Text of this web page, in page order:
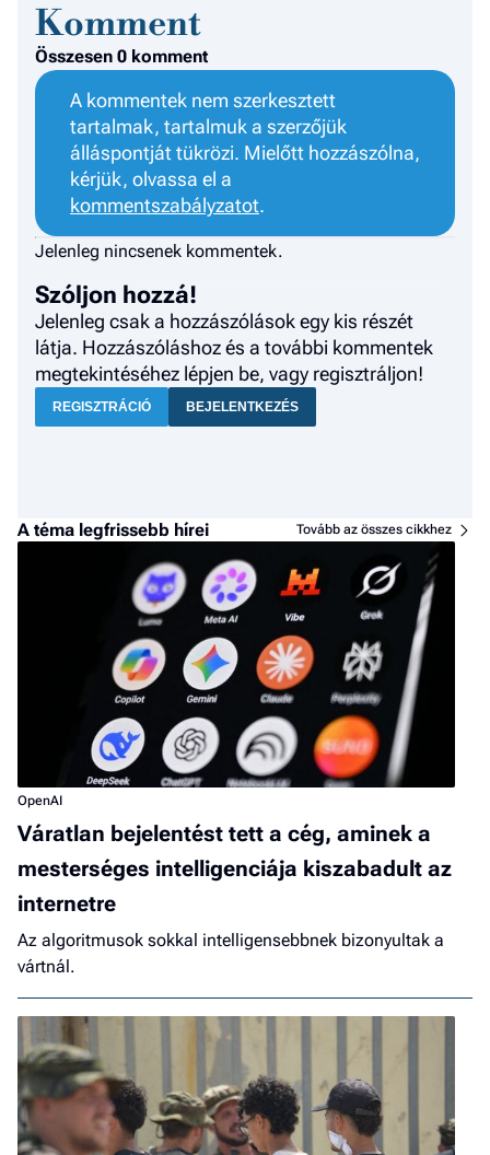
Komment
Összesen 0 komment
A kommentek nem szerkesztett
tartalmak, tartalmuk a szerzőjük
álláspontját tükrözi. Mielőtt hozzászólna,
kérjük, olvassa el a
kommentszabályzatot.
Jelenleg nincsenek kommentek.
Szóljon hozzá!
Jelenleg csak a hozzászólások egy kis részét
látja. Hozzászóláshoz és a további kommentek
megtekintéséhez lépjen be, vagy regisztráljon!
REGISZTRÁCIÓ BEJELENTKEZÉS
A téma legfrissebb hírei Tovább az összes cikkhez
OpenAI
Váratlan bejelentést tett a cég, aminek a
mesterséges intelligenciája kiszabadult az
internetre
Az algoritmusok sokkal intelligensebbnek bizonyultak a
vártnál.